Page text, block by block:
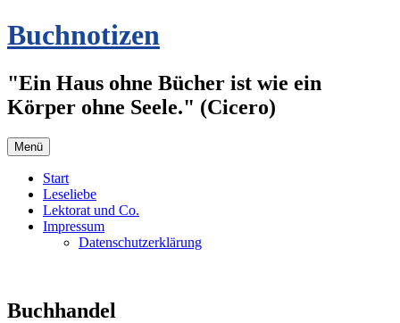
Zum
Inhalt
Buchnotizen
"Ein Haus ohne Bücher ist wie ein
Körper ohne Seele." (Cicero)
Menü
Start
Leseliebe
Lektorat und Co.
Impressum
Datenschutzerklärung
Buchhandel